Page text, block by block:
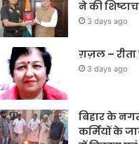
ने की
3 days ago
ग़ज़ल – रीता
3 days ago
बिहार के
कर्मियों के